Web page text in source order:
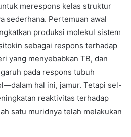
merespons kelas struktur
sederhana. Pertemuan awal
produksi molekul sistem
sebagai respons terhadap
yang menyebabkan TB, dan
pada respons tubuh
hal ini, jamur. Tetapi sel-
reaktivitas terhadap
satu muridnya telah melakukan